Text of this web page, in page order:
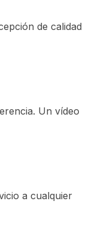
de calidad
Un vídeo
a cualquier